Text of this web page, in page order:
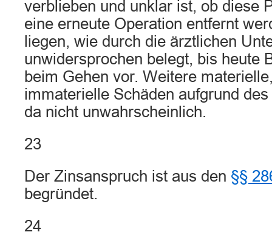
verblieben und unklar ist, ob diese
eine erneute Operation entfernt
liegen, wie durch die ärztlichen
unwidersprochen belegt, bis heute
beim Gehen vor. Weitere
immaterielle Schäden aufgrund
da nicht unwahrscheinlich.
23
Der Zinsanspruch ist aus den §§
begründet.
24